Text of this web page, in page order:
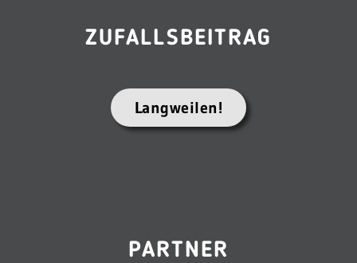
ZUFALLSBEITRAG
Langweilen!
PARTNER